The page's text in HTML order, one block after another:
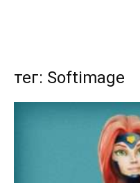
тег: Softimage